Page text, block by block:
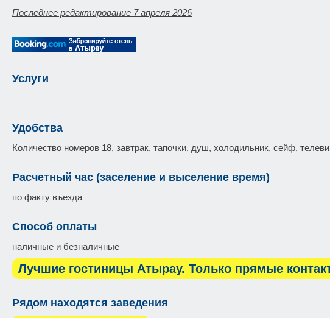
Последнее редактирование 7 апреля 2026
Услуги
Удобства
Количество номеров 18, завтрак, тапочки, душ, холодильник, сейф,
Расчетный час (заселение и выселение время)
по факту въезда
Способ оплаты
наличные и безналичные
Лучшие гостиницы Атырау. Только прямые
Рядом находятся заведения